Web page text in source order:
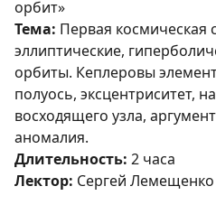
орбит»
Тема: Первая космическая
эллиптические,
орбиты. Кеплеровы
полуось, эксцентриситет,
восходящего узла,
аномалия.
Длительность: 2 часа
Лектор: Сергей Лемещенко